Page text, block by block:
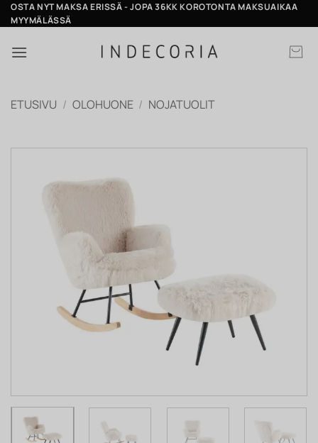
Skip
to
OSTA NYT MAKSA ERISSÄ - JOPA 36KK KOROTONTA MAKSUAIKAA
MYYMÄLÄSSÄ
ETUSIVU / OLOHUONE / NOJATUOLIT